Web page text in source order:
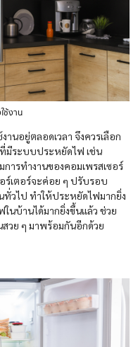
ช้งาน
านอยู่ตลอดเวลา จึงควรเลือก
มีระบบประหยัดไฟ เช่น
ารทำงานของคอมเพรสเซอร์
ร์เตอร์จะค่อย ๆ ปรับรอบ
ทั่วไป ทำให้ประหยัดไฟมากยิ่ง
นบ้านได้มากยิ่งขึ้นแล้ว ช่วย
สวย ๆ มาพร้อมกันอีกด้วย